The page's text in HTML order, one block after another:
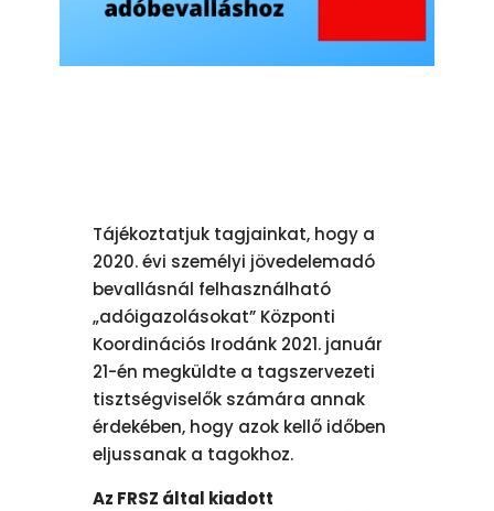
Tájékoztatjuk tagjainkat, hogy a
2020. évi személyi jövedelemadó
bevallásnál felhasználható
„adóigazolásokat” Központi
Koordinációs Irodánk 2021. január
21-én megküldte a tagszervezeti
tisztségviselők számára annak
érdekében, hogy azok kellő időben
eljussanak a tagokhoz.
Az FRSZ által kiadott